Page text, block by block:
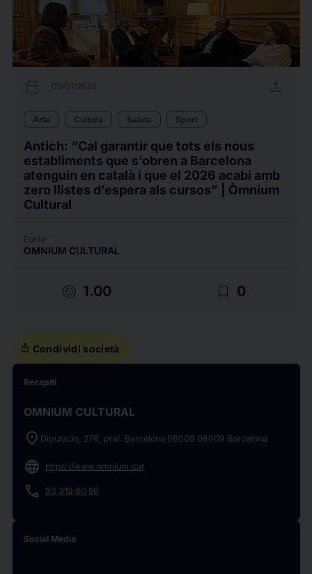
calendar_today 09/01/2026 upload
Arte Cultura Salute Sport
Antich: “Cal garantir que tots els nous
establiments que s’obren a Barcelona
atenguin en català i que el 2026 acabi amb
zero llistes d’espera als cursos” | Òmnium
Cultural
Fonte
OMNIUM CULTURAL
target 1.00 bookmark_border 0
ios_share Condividi società
Recapiti
OMNIUM CULTURAL
location_on Diputació, 276, pral. Barcelona 08009 08009 Barcelona
language https://www.omnium.cat
phone 93 319 80 50
Social Media